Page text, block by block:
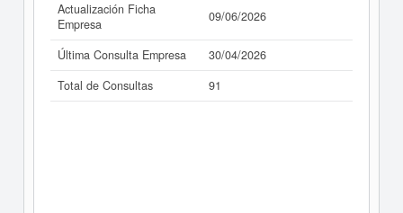
Actualización Ficha
Empresa
09/06/2026
Última Consulta Empresa
30/04/2026
Total de Consultas
91